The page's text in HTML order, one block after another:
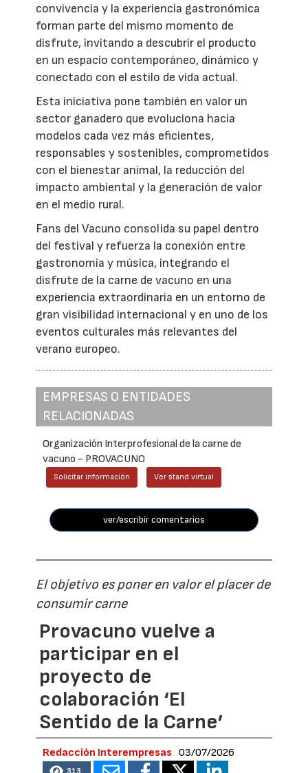
convivencia y la experiencia gastronómica
forman parte del mismo momento de
disfrute, invitando a descubrir el producto
en un espacio contemporáneo, dinámico y
conectado con el estilo de vida actual.
Esta iniciativa pone también en valor un
sector ganadero que evoluciona hacia
modelos cada vez más eficientes,
responsables y sostenibles, comprometidos
con el bienestar animal, la reducción del
impacto ambiental y la generación de valor
en el medio rural.
Fans del Vacuno consolida su papel dentro
del festival y refuerza la conexión entre
gastronomía y música, integrando el
disfrute de la carne de vacuno en una
experiencia extraordinaria en un entorno de
gran visibilidad internacional y en uno de los
eventos culturales más relevantes del
verano europeo.
EMPRESAS O ENTIDADES
RELACIONADAS
Organización Interprofesional de la carne de
vacuno - PROVACUNO
Solicitar información Ver stand virtual
ver/escribir comentarios
El objetivo es poner en valor el placer de
consumir carne
Provacuno vuelve a
participar en el
proyecto de
colaboración ‘El
Sentido de la Carne’
Redacción Interempresas 03/07/2026